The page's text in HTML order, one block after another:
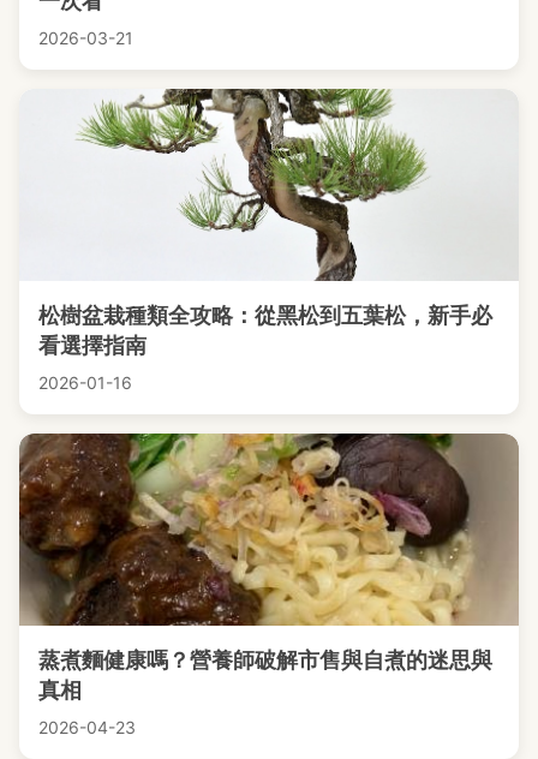
2026-03-21
松樹盆栽種類全攻略：從黑松到五葉松，新手必
看選擇指南
2026-01-16
蒸煮麵健康嗎？營養師破解市售與自煮的迷思與
真相
2026-04-23